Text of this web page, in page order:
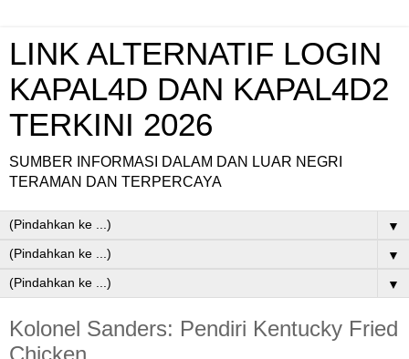
LINK ALTERNATIF LOGIN
KAPAL4D DAN KAPAL4D2
TERKINI 2026
SUMBER INFORMASI DALAM DAN LUAR NEGRI
TERAMAN DAN TERPERCAYA
▼
▼
▼
Kolonel Sanders: Pendiri Kentucky Fried
Chicken